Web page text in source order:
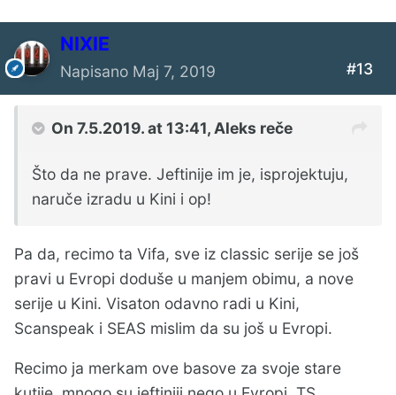
NIXIE
Napisano Maj 7, 2019 #13
On 7.5.2019. at 13:41,Aleks reče
Što da ne prave. Jeftinije im je, isprojektuju,
naruče izradu u Kini i op!
Pa da, recimo ta Vifa, sve iz classic serije se još
pravi u Evropi doduše u manjem obimu, a nove
serije u Kini. Visaton odavno radi u Kini,
Scanspeak i SEAS mislim da su još u Evropi.
Recimo ja merkam ove basove za svoje stare